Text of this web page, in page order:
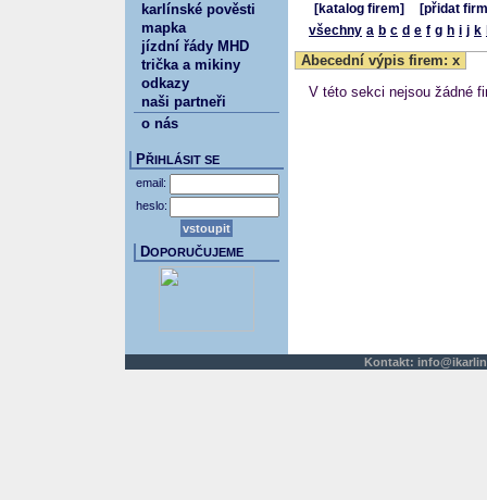
[katalog firem]
[přidat
všechny a b c d e f g h i j k
Abecední výpis firem: x
V této sekci nejsou žádné
karlínské pověsti
mapka
jízdní řády MHD
trička a mikiny
odkazy
naši partneři
o nás
PŘIHLÁSIT SE
email:
heslo:
DOPORUČUJEME
Kontakt: